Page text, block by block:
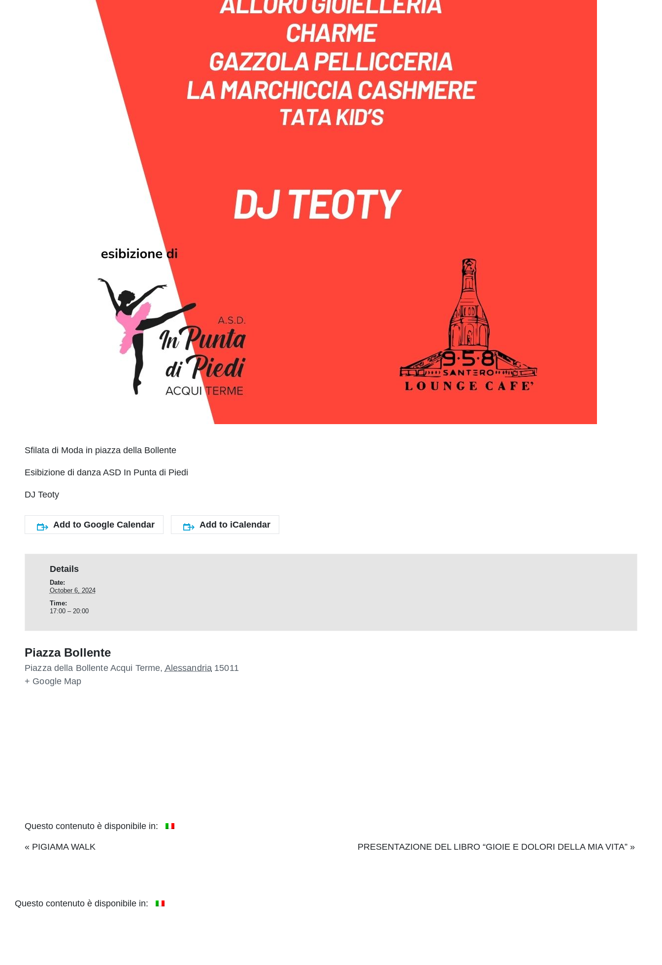
Sfilata di Moda in piazza della Bollente
Esibizione di danza ASD In Punta di Piedi
DJ Teoty
Add to Google Calendar Add to iCalendar
Details
Date:
October 6, 2024
Time:
17:00 – 20:00
Piazza Bollente
Piazza della Bollente Acqui Terme, Alessandria 15011
+ Google Map
Questo contenuto è disponibile in:
Event
« PIGIAMA WALK PRESENTAZIONE DEL LIBRO “GIOIE E DOLORI DELLA MIA VITA” »
Questo contenuto è disponibile in: